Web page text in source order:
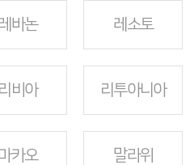
바논 레소토
리비아 리투아니아
카오 말라위